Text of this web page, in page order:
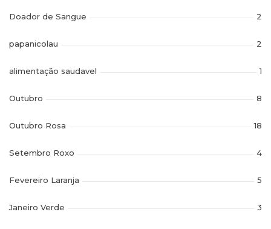
Doador de Sangue 2
papanicolau 2
alimentação saudavel 1
Outubro 8
Outubro Rosa 18
Setembro Roxo 4
Fevereiro Laranja 5
Janeiro Verde 3